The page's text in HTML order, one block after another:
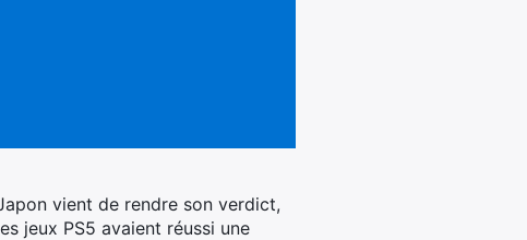
vient de rendre son verdict,
jeux PS5 avaient réussi une